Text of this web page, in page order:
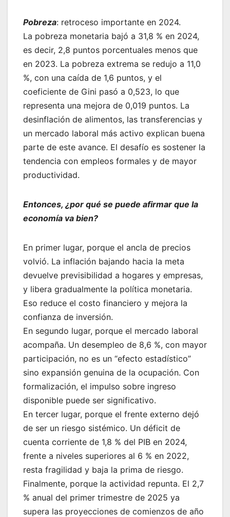
Pobreza: retroceso importante en 2024.
La pobreza monetaria bajó a 31,8 % en 2024,
es decir, 2,8 puntos porcentuales menos que
en 2023. La pobreza extrema se redujo a 11,0
%, con una caída de 1,6 puntos, y el
coeficiente de Gini pasó a 0,523, lo que
representa una mejora de 0,019 puntos. La
desinflación de alimentos, las transferencias y
un mercado laboral más activo explican buena
parte de este avance. El desafío es sostener la
tendencia con empleos formales y de mayor
productividad.
Entonces, ¿por qué se puede afirmar que la
economía va bien?
En primer lugar, porque el ancla de precios
volvió. La inflación bajando hacia la meta
devuelve previsibilidad a hogares y empresas,
y libera gradualmente la política monetaria.
Eso reduce el costo financiero y mejora la
confianza de inversión.
En segundo lugar, porque el mercado laboral
acompaña. Un desempleo de 8,6 %, con mayor
participación, no es un “efecto estadístico”
sino expansión genuina de la ocupación. Con
formalización, el impulso sobre ingreso
disponible puede ser significativo.
En tercer lugar, porque el frente externo dejó
de ser un riesgo sistémico. Un déficit de
cuenta corriente de 1,8 % del PIB en 2024,
frente a niveles superiores al 6 % en 2022,
resta fragilidad y baja la prima de riesgo.
Finalmente, porque la actividad repunta. El 2,7
% anual del primer trimestre de 2025 ya
supera las proyecciones de comienzos de año